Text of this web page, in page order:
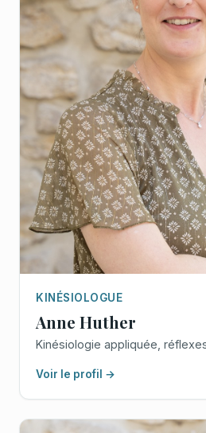
KINÉSIOLOGUE
Anne Huther
Kinésiologie appliquée,
Voir le profil →